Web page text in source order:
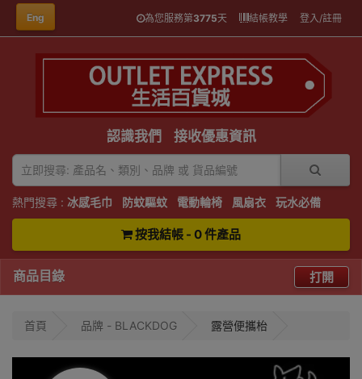
Eng 為您服務第3775天 結帳教學 登入/註冊
認識我們 接收優惠資訊
熱門搜尋 : 冰感毛巾 防蚊驅蚊 電動輪椅 風扇衣 玩水必備
按我結帳 - 0 件產品
商品目錄 打開
首頁 品牌 - BLACKDOG 露營便攜枱